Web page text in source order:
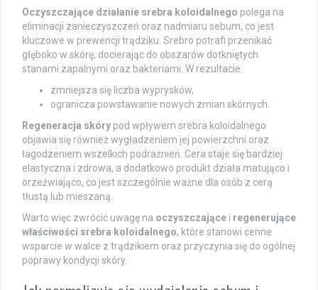
Oczyszczające działanie srebra koloidalnego polega na
eliminacji zanieczyszczeń oraz nadmiaru sebum, co jest
kluczowe w prewencji trądziku. Srebro potrafi przenikać
głęboko w skórę, docierając do obszarów dotkniętych
stanami zapalnymi oraz bakteriami. W rezultacie:
zmniejsza się liczba wyprysków,
ogranicza powstawanie nowych zmian skórnych.
Regeneracja skóry pod wpływem srebra koloidalnego
objawia się również wygładzeniem jej powierzchni oraz
łagodzeniem wszelkich podrażnień. Cera staje się bardziej
elastyczna i zdrowa, a dodatkowo produkt działa matująco i
orzeźwiająco, co jest szczególnie ważne dla osób z cerą
tłustą lub mieszaną.
Warto więc zwrócić uwagę na oczyszczające i regenerujące
właściwości srebra koloidalnego, które stanowi cenne
wsparcie w walce z trądzikiem oraz przyczynia się do ogólnej
poprawy kondycji skóry.